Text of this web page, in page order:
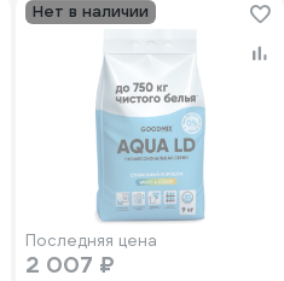
Нет в наличии
Последняя цена
2 007 ₽